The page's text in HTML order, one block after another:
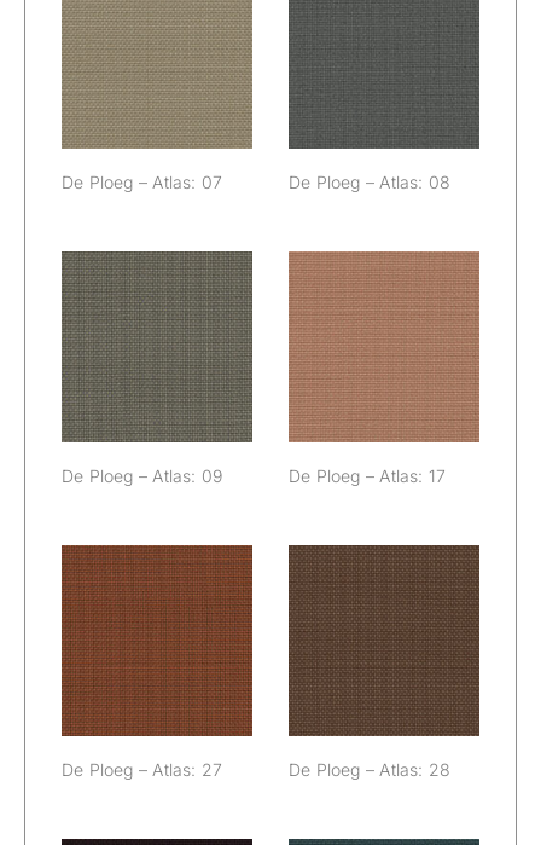
De Ploeg –
Atlas: 07
De Ploeg – Atlas: 07
De Ploeg –
Atlas: 08
De Ploeg – Atlas: 08
De Ploeg –
Atlas: 09
De Ploeg – Atlas: 09
De Ploeg –
Atlas: 17
De Ploeg – Atlas: 17
De Ploeg –
Atlas: 27
De Ploeg – Atlas: 27
De Ploeg –
Atlas: 28
De Ploeg – Atlas: 28